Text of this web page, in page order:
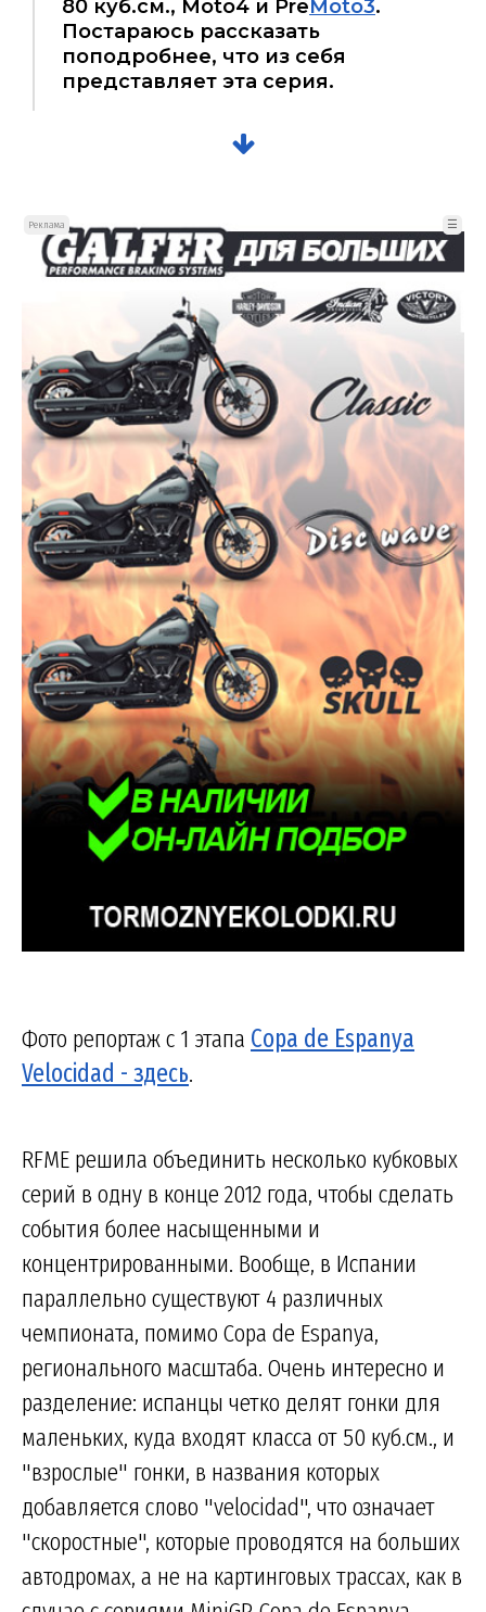
80 куб.см., Moto4 и PreMoto3.
Постараюсь рассказать
поподробнее, что из себя
представляет эта серия.
Реклама ☰
Фото репортаж с 1 этапа Copa de Espanya
Velocidad - здесь.
RFME решила объединить несколько кубковых
серий в одну в конце 2012 года, чтобы сделать
события более насыщенными и
концентрированными. Вообще, в Испании
параллельно существуют 4 различных
чемпионата, помимо Copa de Espanya,
регионального масштаба. Очень интересно и
разделение: испанцы четко делят гонки для
маленьких, куда входят класса от 50 куб.см., и
"взрослые" гонки, в названия которых
добавляется слово "velocidad", что означает
"скоростные", которые проводятся на больших
автодромах, а не на картинговых трассах, как в